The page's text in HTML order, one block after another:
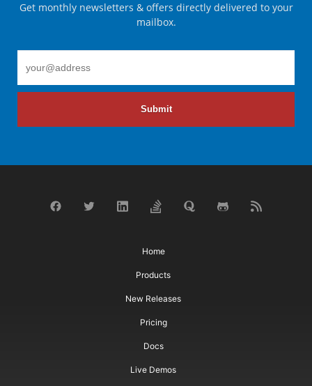
Get monthly newsletters & offers directly delivered to your
mailbox.
Submit
Home
Products
New Releases
Pricing
Docs
Live Demos